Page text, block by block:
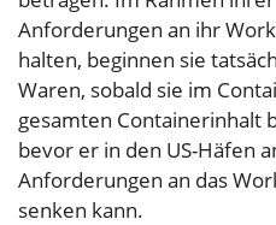
Anforderungen an ihr
halten, beginnen sie
Waren, sobald sie im
gesamten Containerinhalt
bevor er in den US-Häfen
Anforderungen an das
senken kann.